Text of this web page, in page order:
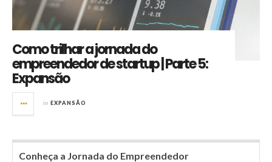
Como trilhar a jornada do
empreendedor de startup | Parte 5:
Expansão
in EXPANSÃO
Conheça a Jornada do Empreendedor